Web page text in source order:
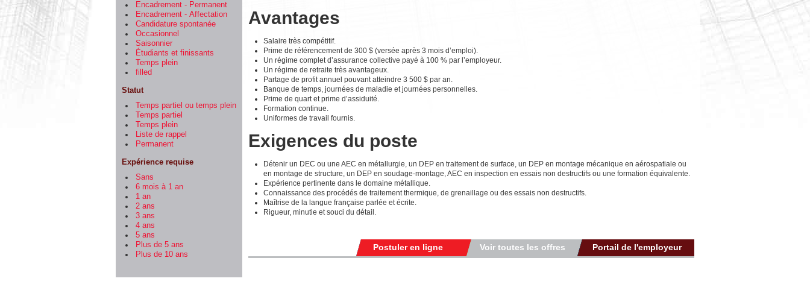
Encadrement - Permanent
Encadrement - Affectation
Candidature spontanée
Occasionnel
Saisonnier
Étudiants et finissants
Temps plein
filled
Statut
Temps partiel ou temps plein
Temps partiel
Temps plein
Liste de rappel
Permanent
Expérience requise
Sans
6 mois à 1 an
1 an
2 ans
3 ans
4 ans
5 ans
Plus de 5 ans
Plus de 10 ans
Avantages
Salaire très compétitif.
Prime de référencement de 300 $ (versée après 3 mois d’emploi).
Un régime complet d’assurance collective payé à 100 % par l’employeur.
Un régime de retraite très avantageux.
Partage de profit annuel pouvant atteindre 3 500 $ par an.
Banque de temps, journées de maladie et journées personnelles.
Prime de quart et prime d’assiduité.
Formation continue.
Uniformes de travail fournis.
Exigences du poste
Détenir un DEC ou une AEC en métallurgie, un DEP en traitement de surface, un DEP en montage mécanique en aérospatiale ou
en montage de structure, un DEP en soudage-montage, AEC en inspection en essais non destructifs ou une formation équivalente.
Expérience pertinente dans le domaine métallique.
Connaissance des procédés de traitement thermique, de grenaillage ou des essais non destructifs.
Maîtrise de la langue française parlée et écrite.
Rigueur, minutie et souci du détail.
Portail de l'employeur
Voir toutes les offres
Postuler en ligne